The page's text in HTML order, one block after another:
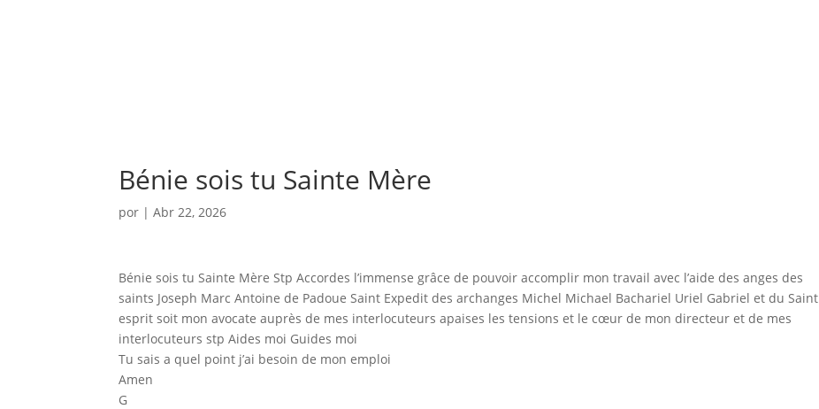
Bénie sois tu Sainte Mère
por |Abr 22, 2026
Bénie sois tu Sainte Mère Stp Accordes l’immense grâce de pouvoir accomplir mon travail avec l’aide des anges des
saints Joseph Marc Antoine de Padoue Saint Expedit des archanges Michel Michael Bachariel Uriel Gabriel et du Saint
esprit soit mon avocate auprès de mes interlocuteurs apaises les tensions et le cœur de mon directeur et de mes
interlocuteurs stp Aides moi Guides moi
Tu sais a quel point j’ai besoin de mon emploi
Amen
G